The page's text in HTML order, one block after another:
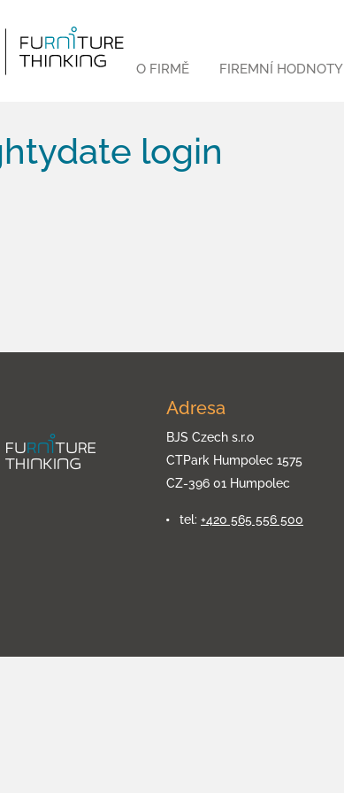
O FIRMĚ FIREMNÍ HODNOTY
login
Adresa
BJS Czech s.r.o
CTPark Humpolec 1575
CZ-396 01 Humpolec
tel: +420 565 556 500